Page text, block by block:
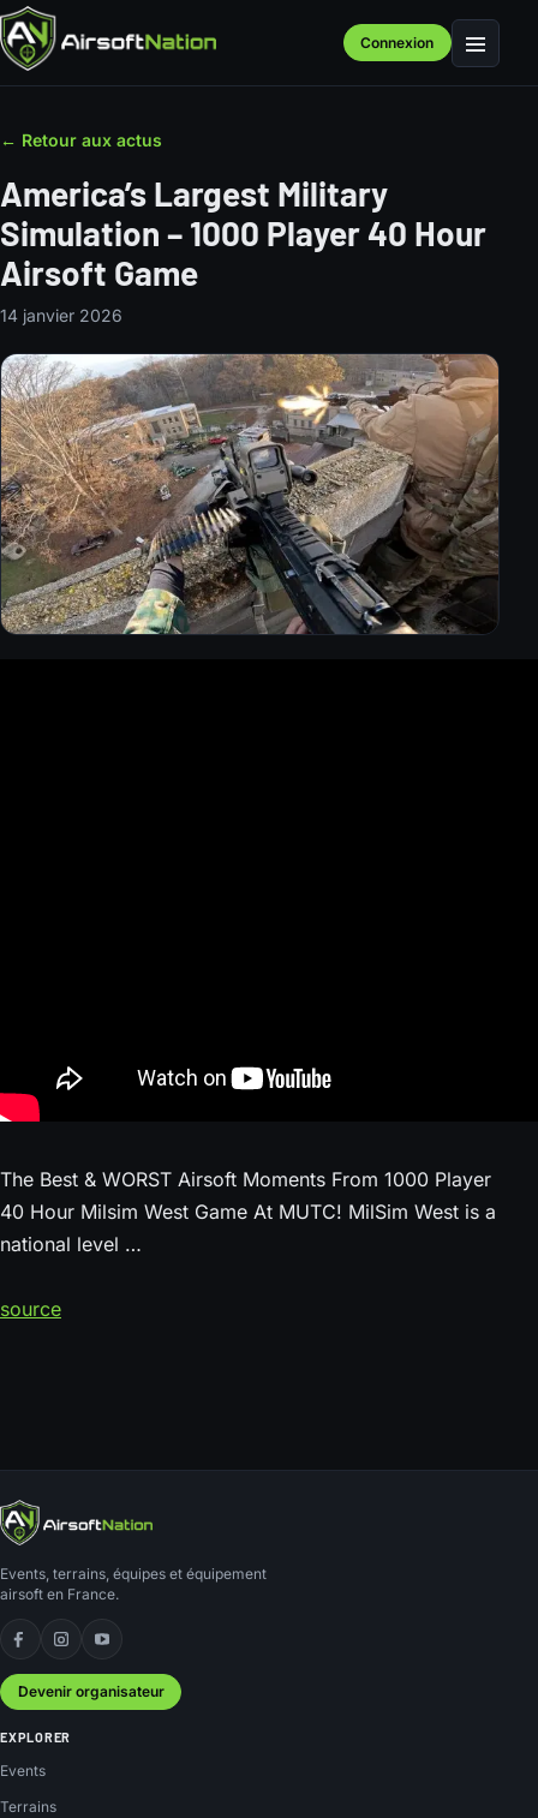
Connexion Menu
← Retour aux actus
America’s Largest Military
Simulation – 1000 Player 40 Hour
Airsoft Game
14 janvier 2026
The Best & WORST Airsoft Moments From 1000 Player
40 Hour Milsim West Game At MUTC! MilSim West is a
national level …
source
Events, terrains, équipes et équipement
airsoft en France.
Facebook
Instagram
YouTube
Devenir organisateur
EXPLORER
Events
Terrains